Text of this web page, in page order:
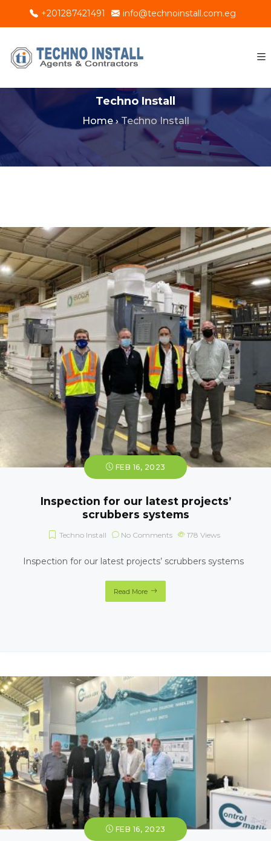
+201287421491 info@technoinstall.com.eg
Techno Install
Home›Techno Install
FEB 16, 2023
Inspection for our latest projects’
scrubbers systems
Techno Install No Comments 178 Views
Inspection for our latest projects’ scrubbers systems
Read More
FEB 16, 2023